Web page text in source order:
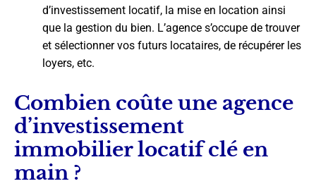
d’investissement locatif, la mise en location ainsi
que la gestion du bien. L’agence s’occupe de trouver
et sélectionner vos futurs locataires, de récupérer les
loyers, etc.
Combien coûte une agence
d’investissement
immobilier locatif clé en
main ?